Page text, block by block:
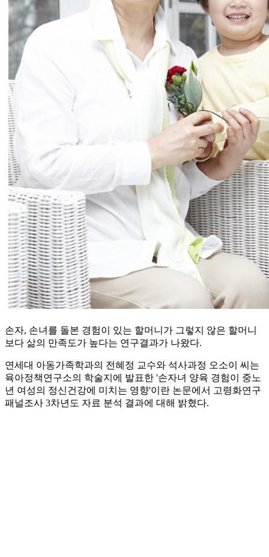
손자, 손녀를 돌본 경험이 있는 할머니가 그렇지 않은 할머니
보다 삶의 만족도가 높다는 연구결과가 나왔다.
연세대 아동가족학과의 전혜정 교수와 석사과정 오소이 씨는
육아정책연구소의 학술지에 발표한 '손자녀 양육 경험이 중노
년 여성의 정신건강에 미치는 영향'이란 논문에서 고령화연구
패널조사 3차년도 자료 분석 결과에 대해 밝혔다.